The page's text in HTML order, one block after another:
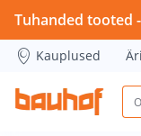
SUITSUANDUR
Tuhanded tooted
Kauplused